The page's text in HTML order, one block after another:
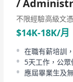
/
不限經驗高級文
$14K-18K/月
在職有薪培訓
5天工作，公眾
應屆畢業生及